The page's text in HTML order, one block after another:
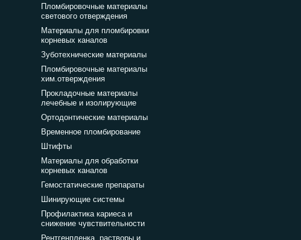
Пломбировочные материалы
светового отверждения
Материалы для пломбировки
корневых каналов
Зуботехнические материалы
Пломбировочные материалы
хим.отверждения
Прокладочные материалы
лечебные и изолирующие
Ортодонтические материалы
Временное пломбирование
Штифты
Материалы для обработки
корневых каналов
Гемостатические препараты
Шинирующие системы
Профилактика кариеса и
снижение чувствительности
Рентгенпленка, растворы и